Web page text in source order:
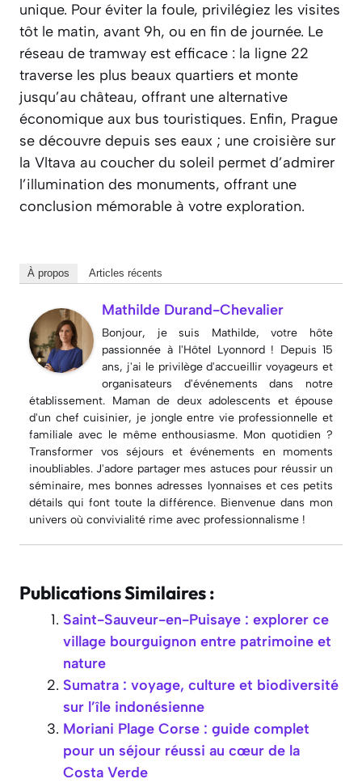
unique. Pour éviter la foule, privilégiez les visites
tôt le matin, avant 9h, ou en fin de journée. Le
réseau de tramway est efficace : la ligne 22
traverse les plus beaux quartiers et monte
jusqu’au château, offrant une alternative
économique aux bus touristiques. Enfin, Prague
se découvre depuis ses eaux ; une croisière sur
la Vltava au coucher du soleil permet d’admirer
l’illumination des monuments, offrant une
conclusion mémorable à votre exploration.
À propos Articles récents
Mathilde Durand-Chevalier
Bonjour, je suis Mathilde, votre hôte
passionnée à l'Hôtel Lyonnord ! Depuis 15
ans, j'ai le privilège d'accueillir voyageurs et
organisateurs d'événements dans notre
établissement. Maman de deux adolescents et épouse
d'un chef cuisinier, je jongle entre vie professionnelle et
familiale avec le même enthousiasme. Mon quotidien ?
Transformer vos séjours et événements en moments
inoubliables. J'adore partager mes astuces pour réussir un
séminaire, mes bonnes adresses lyonnaises et ces petits
détails qui font toute la différence. Bienvenue dans mon
univers où convivialité rime avec professionnalisme !
Publications Similaires :
Saint-Sauveur-en-Puisaye : explorer ce
village bourguignon entre patrimoine et
nature
Sumatra : voyage, culture et biodiversité
sur l’île indonésienne
Moriani Plage Corse : guide complet
pour un séjour réussi au cœur de la
Costa Verde